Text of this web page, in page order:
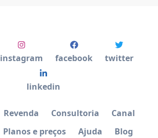
Planos e preços Ajuda
Blog
Revenda Consultoria Canal
instagram facebook twitter
linkedin